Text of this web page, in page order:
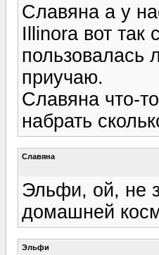
Славяна а у
Illinora вот так
пользовалась
приучаю.
Славяна что-
набрать
Славяна
Эльфи, ой, не
домашней
Эльфи